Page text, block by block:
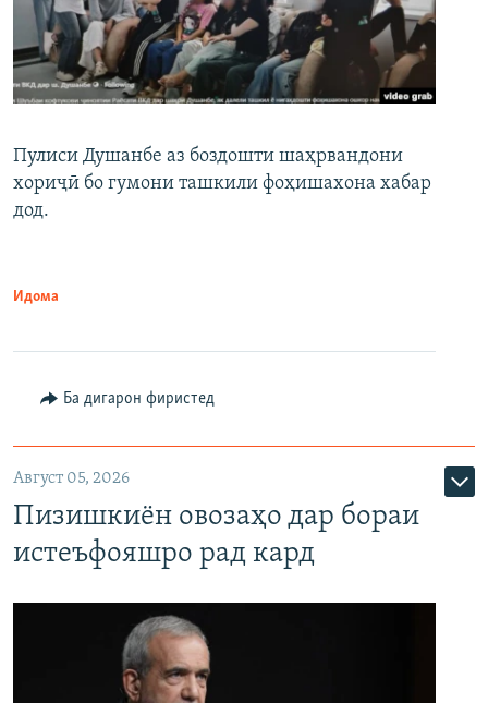
Пулиси Душанбе аз боздошти шаҳрвандони
хориҷӣ бо гумони ташкили фоҳишахона хабар
дод.
Идома
Ба дигарон фиристед
Август 05, 2026
Пизишкиён овозаҳо дар бораи
истеъфояшро рад кард